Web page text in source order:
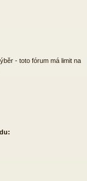
- toto fórum má limit na